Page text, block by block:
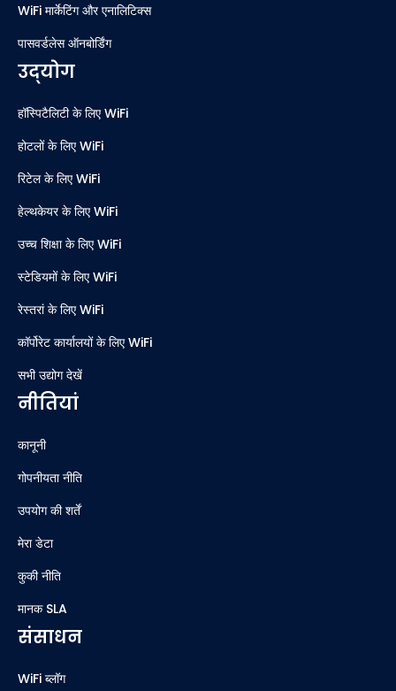
WiFi मार्केटिंग और एनालिटिक्स
पासवर्डलेस ऑनबोर्डिंग
उद्योग
हॉस्पिटैलिटी के लिए WiFi
होटलों के लिए WiFi
रिटेल के लिए WiFi
हेल्थकेयर के लिए WiFi
उच्च शिक्षा के लिए WiFi
स्टेडियमों के लिए WiFi
रेस्तरां के लिए WiFi
कॉर्पोरेट कार्यालयों के लिए WiFi
सभी उद्योग देखें
नीतियां
कानूनी
गोपनीयता नीति
उपयोग की शर्तें
मेरा डेटा
कुकी नीति
मानक SLA
संसाधन
WiFi ब्लॉग